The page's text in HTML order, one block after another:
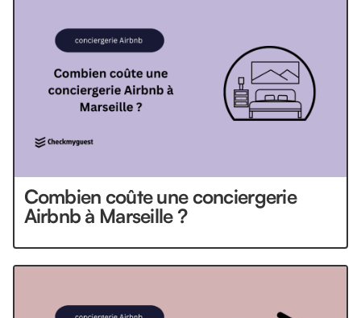
Combien coûte une conciergerie
Airbnb à Marseille ?